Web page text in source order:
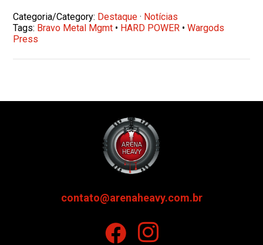
Categoria/Category: Destaque · Notícias
Tags: Bravo Metal Mgmt • HARD POWER •Wargods
Press
contato@arenaheavy.com.br